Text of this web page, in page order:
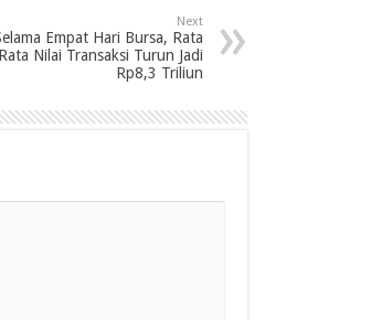
Next
Empat Hari Bursa, Rata
Rata Nilai Transaksi Turun Jadi
Rp8,3 Triliun